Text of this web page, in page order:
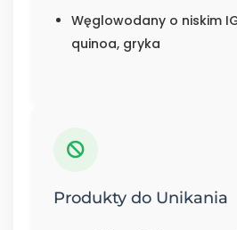
Węglowodany o niskim
quinoa, gryka
Produkty do Unikania